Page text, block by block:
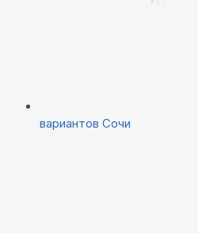
вариантов Сочи